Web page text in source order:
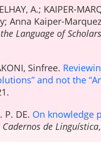
A.; KAIPER-
Anna Kaiper-
Language of
Sinfree.
and not the
P. DE. On knowledge
Cadernos de Linguística